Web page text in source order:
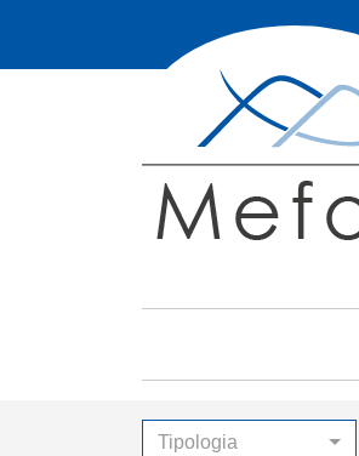
Tipologia